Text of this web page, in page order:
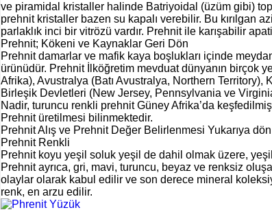
ve piramidal kristaller halinde Batriyoidal (üzüm gibi)
prehnit kristaller bazen su kapalı verebilir. Bu kırılgan
parlaklık inci bir vitrözü vardır. Prehnit ile karışabilir
Prehnit; Kökeni ve Kaynaklar Geri Dön
Prehnit damarlar ve mafik kaya boşlukları içinde
ürünüdür. Prehnit İlköğretim mevduat dünyanın birçok
Afrika), Avustralya (Batı Avustralya, Northern
Birleşik Devletleri (New Jersey, Pennsylvania ve
Nadir, turuncu renkli prehnit Güney Afrika’da
Prehnit üretilmesi bilinmektedir.
Prehnit Alış ve Prehnit Değer Belirlenmesi Yukarıya dön
Prehnit Renkli
Prehnit koyu yeşil soluk yeşil de dahil olmak üzere,
Prehnit ayrıca, gri, mavi, turuncu, beyaz ve renksiz
olaylar olarak kabul edilir ve son derece mineral
renk, en arzu edilir.